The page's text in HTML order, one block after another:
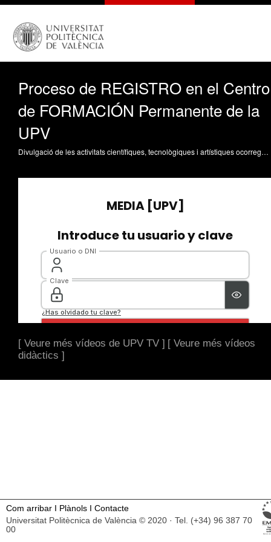
Proceso de REGISTRO en el Centro
de FORMACIÓN Permanente de la
UPV
Divulgació de les activitats científiques, tecnològiques i artístiques ocorregudes en els tres campus de la UPV
[ Veure més vídeos de UPV TV ] [ Veure més vídeos
didàctics ]
Com arribar I Plànols I Contacte
Universitat Politècnica de València © 2020 · Tel. (+34) 96 387 70
00